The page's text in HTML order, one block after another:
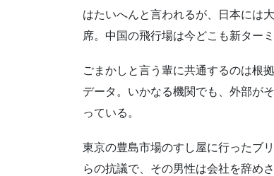
はたいへんと言われるが、日本には
席。中国の飛行場は今どこも新ター
ごまかしと言う輩に共通するのは根
データ。いかなる機関でも、外部が
っている。
東京の豊島市場のすし屋に行ったブ
らの抗議で、その男性は会社を辞め